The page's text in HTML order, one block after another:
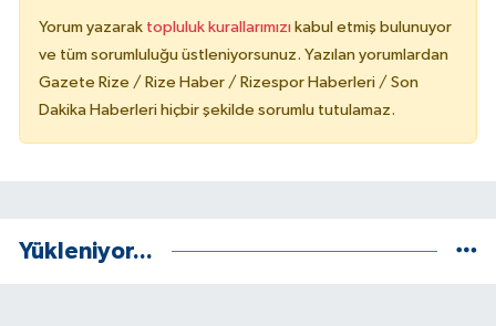
Yorum yazarak topluluk kurallarımızı kabul etmiş bulunuyor
ve tüm sorumluluğu üstleniyorsunuz. Yazılan yorumlardan
Gazete Rize / Rize Haber / Rizespor Haberleri / Son
Dakika Haberleri hiçbir şekilde sorumlu tutulamaz.
Yükleniyor...